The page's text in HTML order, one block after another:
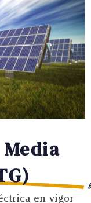
en vigor